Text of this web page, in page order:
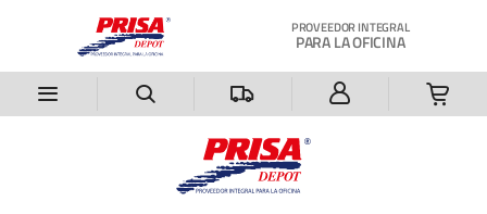
PROVEEDOR INTEGRAL
PARA LA OFICINA